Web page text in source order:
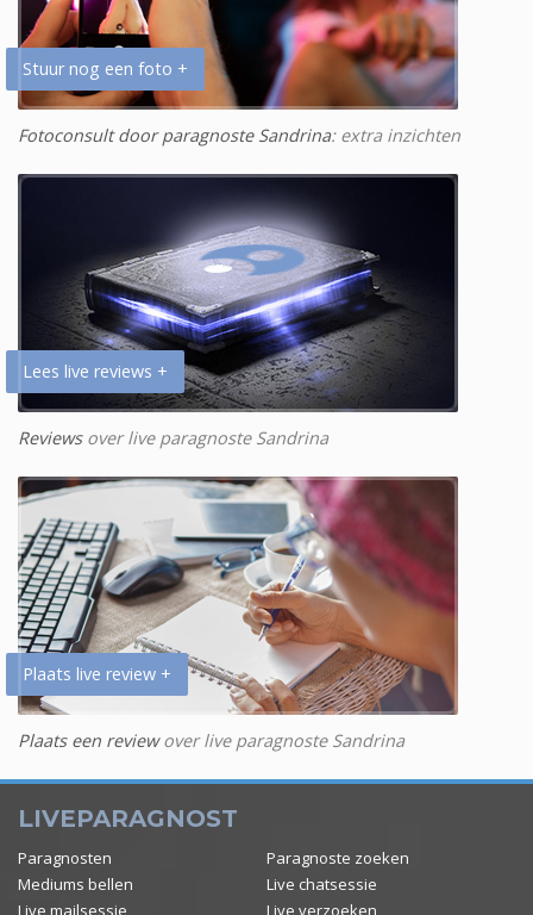
Stuur nog een foto +
Fotoconsult door paragnoste Sandrina: extra inzichten
Lees live reviews +
Reviewsover live paragnoste Sandrina
Plaats live review +
Plaats een reviewover live paragnoste Sandrina
LIVEPARAGNOST
Paragnosten
Paragnoste zoeken
Mediums bellen
Live chatsessie
Live mailsessie
Live verzoeken